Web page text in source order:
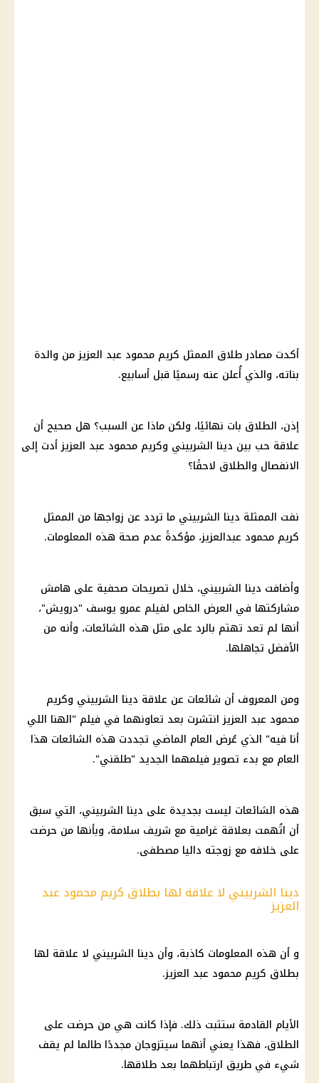
أكدت مصادر طلاق الممثل كريم محمود عبد العزيز من والدة
بناته، والذي أُعلن عنه رسميًا قبل أسابيع.
إذن، الطلاق بات نهائيًا، ولكن ماذا عن السبب؟ هل صحيح أن
علاقة حب بين دينا الشربيني وكريم محمود عبد العزيز أدت إلى
الانفصال والطلاق لاحقًا؟
نفت الممثلة دينا الشربيني ما تردد عن زواجها من الممثل
كريم محمود عبدالعزيز، مؤكدةً عدم صحة هذه المعلومات.
وأضافت دينا الشربيني، خلال تصريحات صحفية على هامش
مشاركتها في العرض الخاص لفيلم عمرو يوسف "درويش"،
أنها لم تعد تهتم بالرد على مثل هذه الشائعات، وأنه من
الأفضل تجاهلها.
ومن المعروف أن شائعات عن علاقة دينا الشربيني وكريم
محمود عبد العزيز انتشرت بعد تعاونهما في فيلم "الهنا اللي
أنا فيه" الذي عُرض العام الماضي تجددت هذه الشائعات هذا
العام مع بدء تصوير فيلمهما الجديد "طلقني".
هذه الشائعات ليست بجديدة على دينا الشربيني، التي سبق
أن اتُهمت بعلاقة غرامية مع شريف سلامة، وبأنها من حرضت
على خلافه مع زوجته داليا مصطفى.
دينا الشربيني لا علاقة لها بطلاق كريم محمود عبد
العزيز
و أن هذه المعلومات كاذبة، وأن دينا الشربيني لا علاقة لها
بطلاق كريم محمود عبد العزيز.
الأيام القادمة ستثبت ذلك. فإذا كانت هي من حرضت على
الطلاق، فهذا يعني أنهما سيتزوجان مجددًا طالما لم يقف
شيء في طريق ارتباطهما بعد طلاقها.